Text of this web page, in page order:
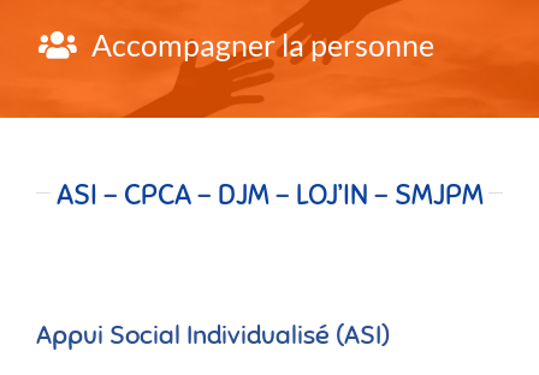
Accompagner la personne
ASI – CPCA– DJM– LOJ’IN – SMJPM
Appui Social Individualisé (ASI)